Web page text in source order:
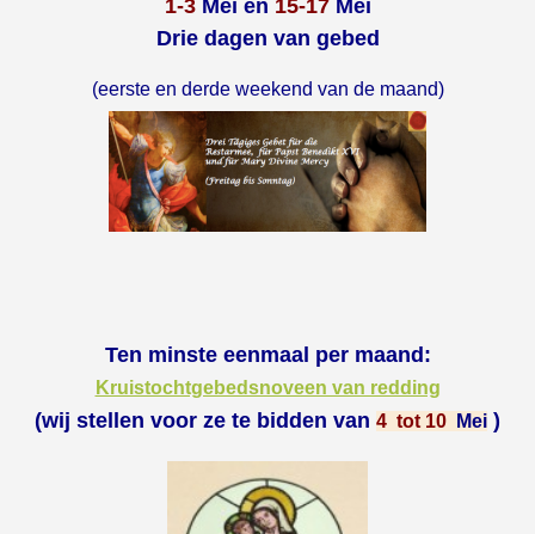
1-3Mei en 15-17Mei
Drie dagen van gebed
(eerste en derde weekend van de maand)
Ten minste eenmaal per maand:
Kruistochtgebedsnoveen van redding
(wij stellen voor ze te bidden van 4 tot 10 Mei )